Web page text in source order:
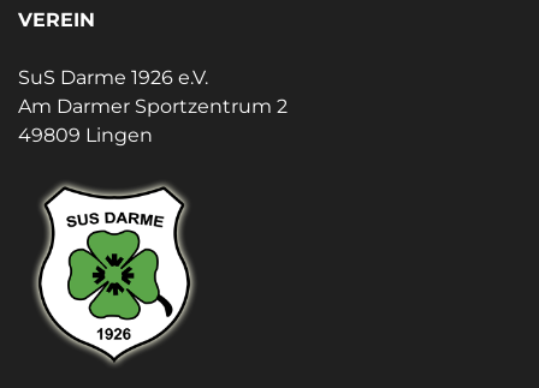
VEREIN
SuS Darme 1926 e.V.
Am Darmer Sportzentrum 2
49809 Lingen